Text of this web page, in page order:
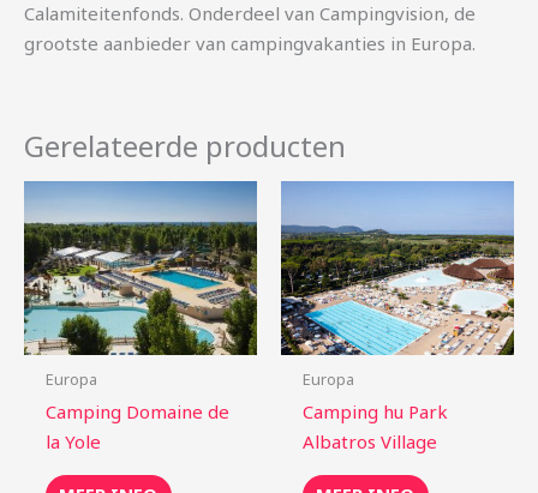
Calamiteitenfonds. Onderdeel van Campingvision, de
grootste aanbieder van campingvakanties in Europa.
Gerelateerde producten
Europa
Camping Domaine de
la Yole
Europa
Camping hu Park
Albatros Village